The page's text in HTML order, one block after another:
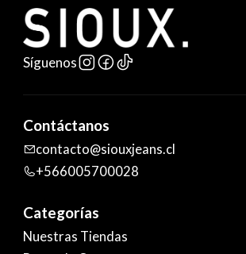
Síguenos
Contáctanos
contacto@siouxjeans.cl
+566005700028
Categorías
Nuestras Tiendas